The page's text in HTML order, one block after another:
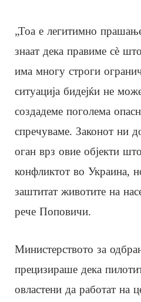
„Тоа е легитимно
знаат дека правиме сè
има многу строги
ситуација бидејќи не
создадеме поголема
спречуваме. Законот ни
оган врз овие објекти
конфликтот во Украина,
заштитат животите на
рече Поповичи.
Министерството за
прецизираше дека
овластени да работат на